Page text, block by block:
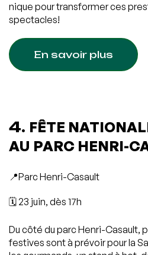
nique pour transformer ces
spectacles!
En savoir plus
4. FÊTE
AU PARC HENRI-
📍Parc Henri-Casault
🗓️ 23 juin, dès 17h
Du côté du parc Henri-Casault,
festives sont à prévoir pour la